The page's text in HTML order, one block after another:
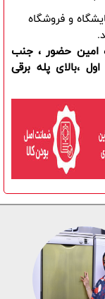
و فروشگاه
امین حضور ، جنب
،بالای پله برقی